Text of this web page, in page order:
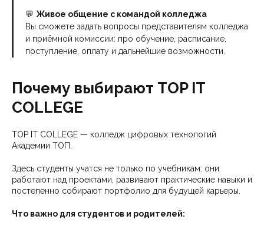
💬 Живое общение с командой колледжа
Вы сможете задать вопросы представителям колледжа
и приёмной комиссии: про обучение, расписание,
поступление, оплату и дальнейшие возможности.
Почему выбирают TOP IT
COLLEGE
TOP IT COLLEGE — колледж цифровых технологий
Академии ТОП.
Здесь студенты учатся не только по учебникам: они
работают над проектами, развивают практические навыки и
постепенно собирают портфолио для будущей карьеры.
Что важно для студентов и родителей: